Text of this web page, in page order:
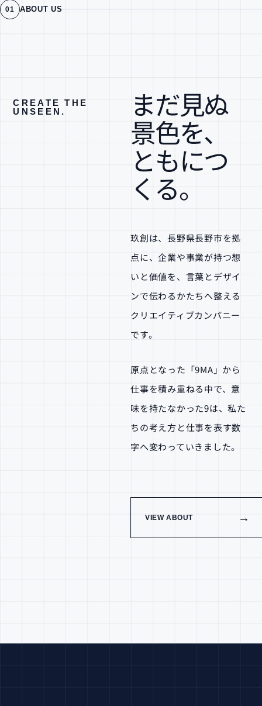
01 ABOUT US
CREATE THE
UNSEEN.
まだ見ぬ
景色を、
ともにつ
くる。
玖創は、長野県長野市を拠
点に、企業や事業が持つ想
いと価値を、言葉とデザイ
ンで伝わるかたちへ整える
クリエイティブカンパニー
です。
原点となった「9MA」から
仕事を積み重ねる中で、意
味を持たなかった9は、私た
ちの考え方と仕事を表す数
字へ変わっていきました。
VIEW ABOUT →